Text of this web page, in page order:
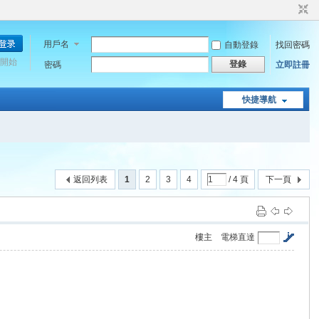
用戶名 自動登錄
找回密碼
密碼
登錄 立即註冊
始
快捷導航
1 2 3 4 / 4 頁 下一頁
返回列表
電梯直達
樓主